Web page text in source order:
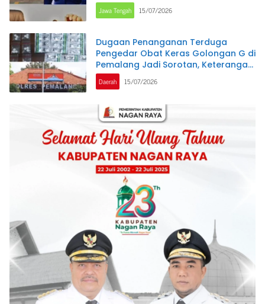
Jawa Tengah 15/07/2026
Dugaan Penanganan Terduga
Pengedar Obat Keras Golongan G di
Pemalang Jadi Sorotan, Keterangan
Polisi Berbeda dengan Rekaman
Video
Daerah 15/07/2026